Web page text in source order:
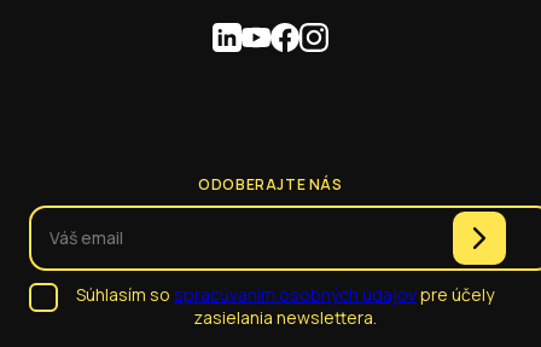
ODOBERAJTE NÁS
Súhlasím so spracúvaním osobných údajovpre účely
zasielania newslettera.